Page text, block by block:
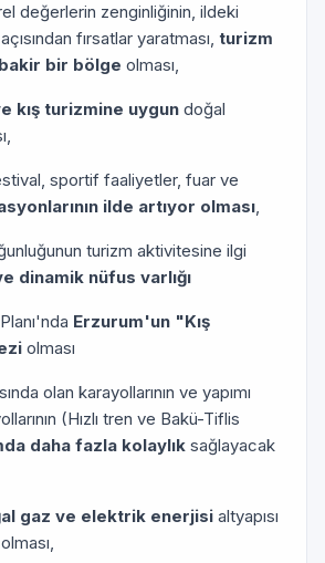
değerlerin zenginliğinin, ildeki
fırsatlar yaratması, turizm
bakir bir bölge olması,
kış turizmine uygun doğal
sportif faaliyetler, fuar ve
ilde artıyor olması,
turizm aktivitesine ilgi
dinamik nüfus varlığı
Erzurum'un "Kış
olması
olan karayollarının ve yapımı
(Hızlı tren ve Bakü-Tiflis
daha fazla kolaylık sağlayacak
gaz ve elektrik enerjisi altyapısı